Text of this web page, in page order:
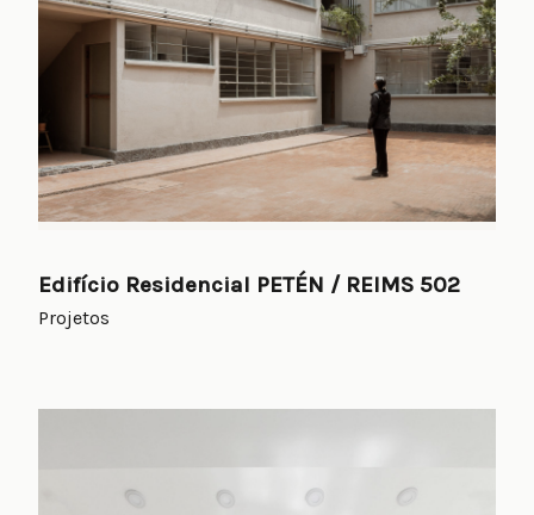
Edifício Residencial PETÉN / REIMS 502
Projetos